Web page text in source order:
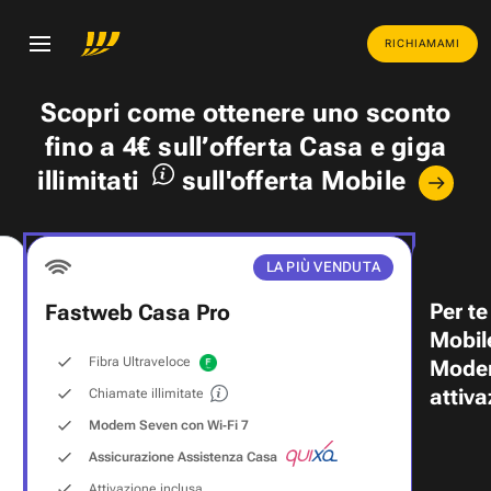
RICHIAMAMI
Scopri come ottenere uno sconto
fino a 4€ sull’offerta Casa egiga
illimitati
sull'offerta Mobile
LA PIÙ VENDUTA
Fastweb Casa Pro
Fibra Ultraveloce
Chiamate illimitate
Modem Seven con Wi‑Fi 7
Assicurazione Assistenza Casa
Per